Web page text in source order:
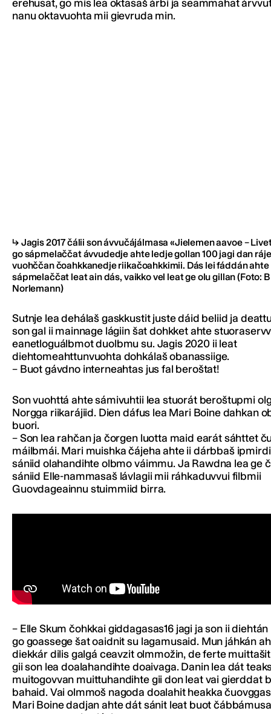
erehusat, go mis lea oktasaš árbi ja seammahat
nanu oktavuohta mii gievruda min.
Jagis 2017 čálii son ávvučájálmasa «Jielemen aavoe –
go sápmelaččat ávvudedje ahte ledje gollan 100 jagi dan
vuohččan čoahkkanedje riikačoahkkimii. Dás lei fáddán ahte
sápmelaččat leat ain dás, vaikko vel leat ge olu gillan(Foto:
Norlemann)
Sutnje lea dehálaš gaskkustit juste dáid beliid ja
son gal ii mainnage lágiin šat dohkket ahte
eanetloguálbmot duolbmu su. Jagis 2020 ii leat
diehtomeahttunvuohta dohkálaš obanassiige.
– Buot gávdno interneahtas jus fal beroštat!
Son vuohttá ahte sámivuhtii lea stuorát beroštupmi
Norgga riikarájiid. Dien dáfus lea Mari Boine dahkan
buori.
– Son lea rahčan ja čorgen luotta maid earát sáhttet
máilbmái. Mari muishka čájeha ahte ii dárbbaš
sániid olahandihte olbmo váimmu. Ja Rawdna lea ge
sániid Elle-nammasaš lávlagii mii ráhkaduvvui filbmii
Guovdageainnu stuimmiid birra.
– Elle Skum čohkkai giddagasas16 jagi ja son ii
go goassege šat oaidnit su lagamusaid. Mun jáhkán
diekkár dilis galgá ceavzit olmmožin, de ferte
gii son lea doalahandihte doaivaga. Danin lea dát
muitogovvan muittuhandihte gii don leat vai gierddat
bahaid. Vai olmmoš nagoda doalahit heakka
Mari Boine dadjan ahte dát sánit leat buot